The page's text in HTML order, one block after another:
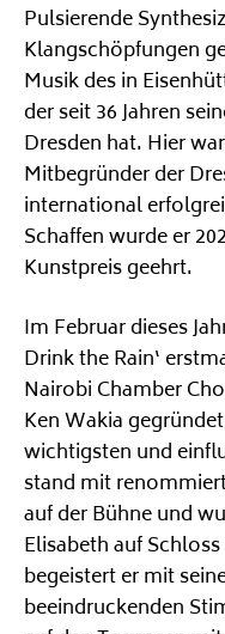
Pulsierende
Klangschöpfungen
Musik des in
der seit 36 Jahren
Dresden hat. Hier
Mitbegründer der
international
Schaffen wurde er
Kunstpreis geehrt.
Im Februar dieses
Drink the Rain‘
Nairobi Chamber
Ken Wakia
wichtigsten und
stand mit
auf der Bühne und
Elisabeth auf
begeistert er mit
beeindruckenden